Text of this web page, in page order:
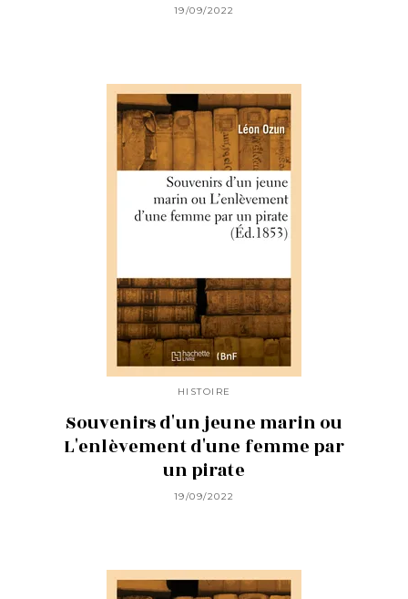
19/09/2022
HISTOIRE
Souvenirs d'un jeune marin ou
L'enlèvement d'une femme par
un pirate
19/09/2022